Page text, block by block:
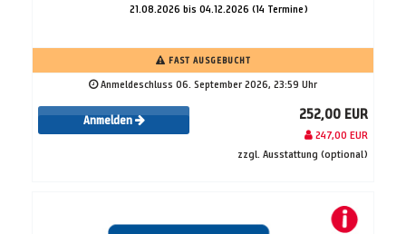
21.08.2026 bis 04.12.2026 (14 Termine)
FAST AUSGEBUCHT
Anmeldeschluss 06. September 2026, 23:59 Uhr
Anmelden 252,00 EUR
247,00 EUR
zzgl. Ausstattung (optional)